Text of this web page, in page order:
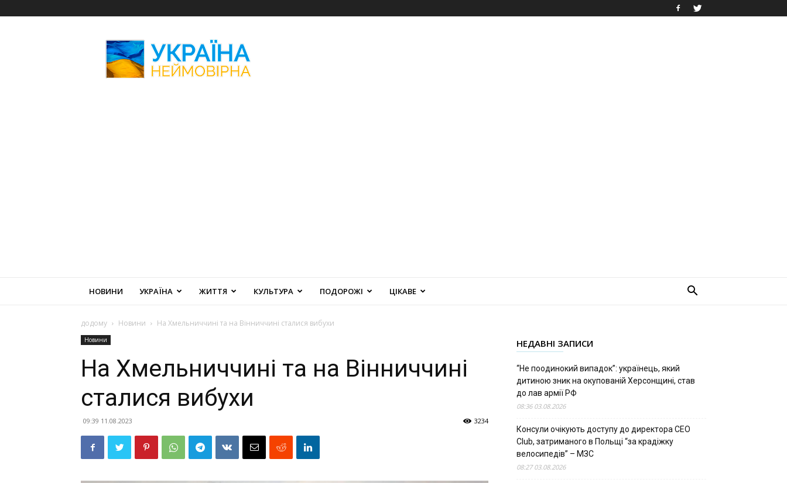
Неймовірна
НОВИНИ УКРАЇНА ЖИТТЯ КУЛЬТУРА ПОДОРОЖІ ЦІКАВЕ
додому Новини На Хмельниччині та на Вінниччині сталися вибухи
Новини
На Хмельниччині та на Вінниччині
сталися вибухи
09:39 11.08.2023 3234
НЕДАВНІ ЗАПИСИ
“Не поодинокий випадок”: українець, який
дитиною зник на окупованій Херсонщині, став
до лав армії РФ
08:36 03.08.2026
Консули очікують доступу до директора CEO
Club, затриманого в Польщі “за крадіжку
велосипедів” – МЗС
08:27 03.08.2026